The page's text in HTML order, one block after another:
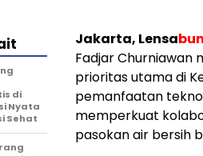
Jakarta, Lensa
Fadjar Churniawan
prioritas utama di
pemanfaatan
memperkuat
pasokan air bersih
di
Nyata
Sehat